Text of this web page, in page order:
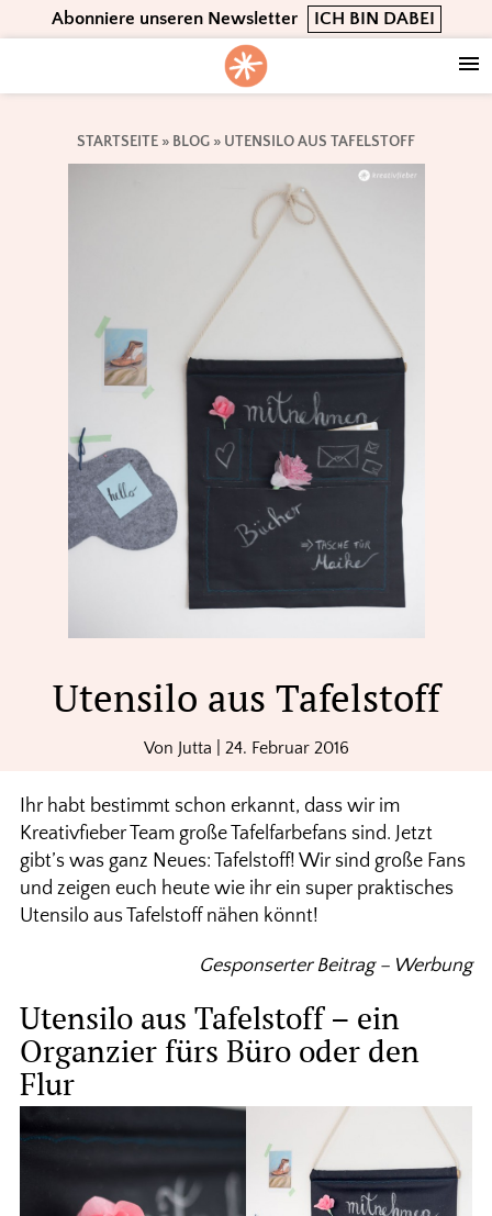
to
navigation
to
content
to
Abonniere unseren Newsletter ICH BIN DABEI
STARTSEITE » BLOG » UTENSILO AUS TAFELSTOFF
Utensilo aus Tafelstoff
Von Jutta 24. Februar 2016
Ihr habt bestimmt schon erkannt, dass wir im
Kreativfieber Team große Tafelfarbefans sind. Jetzt
gibt’s was ganz Neues: Tafelstoff! Wir sind große Fans
und zeigen euch heute wie ihr ein super praktisches
Utensilo aus Tafelstoff nähen könnt!
Gesponserter Beitrag – Werbung
Utensilo aus Tafelstoff – ein
Organzier fürs Büro oder den
Flur